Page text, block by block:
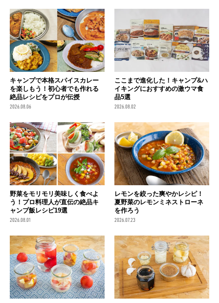
キャンプで本格スパイスカレー
を楽しもう！初心者でも作れる
絶品レシピをプロが伝授
2026.08.06
ここまで進化した！キャンプ&ハ
イキングにおすすめの激ウマ食
品5選
2026.08.02
野菜をモリモリ美味しく食べよ
う！プロ料理人が直伝の絶品キ
ャンプ飯レシピ19選
2026.08.01
レモンを絞った爽やかレシピ！
夏野菜のレモンミネストローネ
を作ろう
2026.07.23